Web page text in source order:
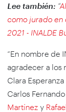
Lee también: “
como jurado en
2021 - INALDE
“En nombre de
agradecer a los
Clara Esperanza
Carlos
Martínez y